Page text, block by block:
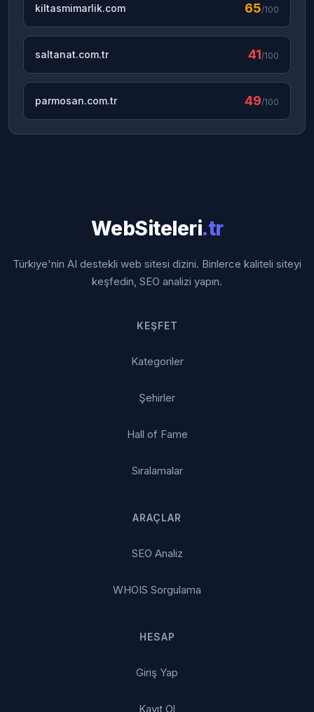
kiltasmimarlik.com 65/100
saltanat.com.tr 41/100
parmosan.com.tr 49/100
WebSiteleri.tr
Türkiye'nin AI destekli web sitesi dizini. Binlerce kaliteli siteyi
keşfedin, SEO analizi yapın.
KEŞFET
Kategoriler
Şehirler
Hall of Fame
Sıralamalar
ARAÇLAR
SEO Analiz
WHOIS Sorgulama
HESAP
Giriş Yap
Kayıt Ol